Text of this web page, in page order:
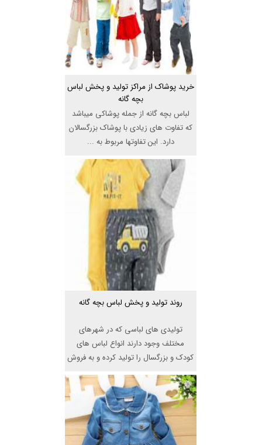
خرید پوشاک از مراکز تولید و پخش لباس
بچه گانه
لباس بچه گانه از جمله پوشاکی میباشد
که تفاوت های زیادی با پوشاک بزرگسالان
دارد. این تفاوتها مربوط به ...
روند تولید و پخش لباس بچه گانه
تولیدی های لباسی که در شهرهای
مختلف وجود دارند انواع لباس های
کودک و بزرگسال را تولید کرده و به فروش